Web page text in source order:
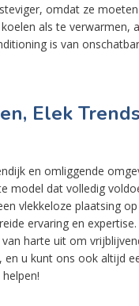
omdat ze
als te verwarmen,
is van
Elek
en omliggende
model dat volledig
vlekkeloze plaatsing
ervaring en
harte uit om
u kunt ons ook altijd